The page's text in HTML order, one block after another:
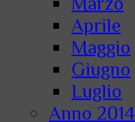
Aprile
Maggio
Giugno
Luglio
Anno 2014